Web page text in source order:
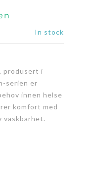
In stock
produsert i
serien er
innen helse
komfort med
vaskbarhet.